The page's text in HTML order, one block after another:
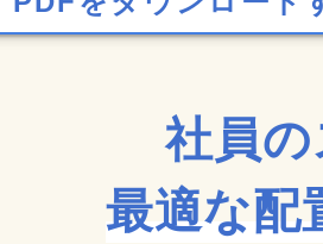
社員の
最適な配